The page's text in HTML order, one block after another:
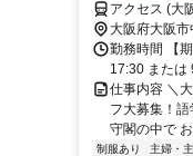
アクセス (大
大阪府大阪市
勤務時間 【
17:30 または
仕事内容 ＼
フ大募集
守閣の中で
制服あり 主婦・